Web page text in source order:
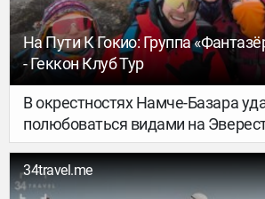
На Пути К Гокио: Группа
- Геккон Клуб Тур
В окрестностях Намче-Базара
полюбоваться видами на
Людей заметно меньше, чем
время года. В кафе Sherpa
хорошо! В Кумджунге случайно
34travel.me